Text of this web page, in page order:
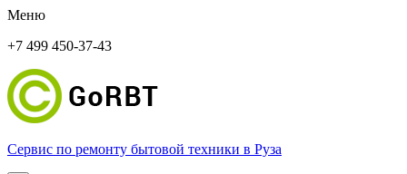
Меню
+7 499 450-37-43
Сервис по ремонту бытовой техники в Руза